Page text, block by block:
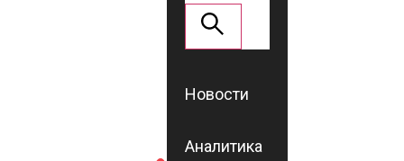
Новости
Аналитика